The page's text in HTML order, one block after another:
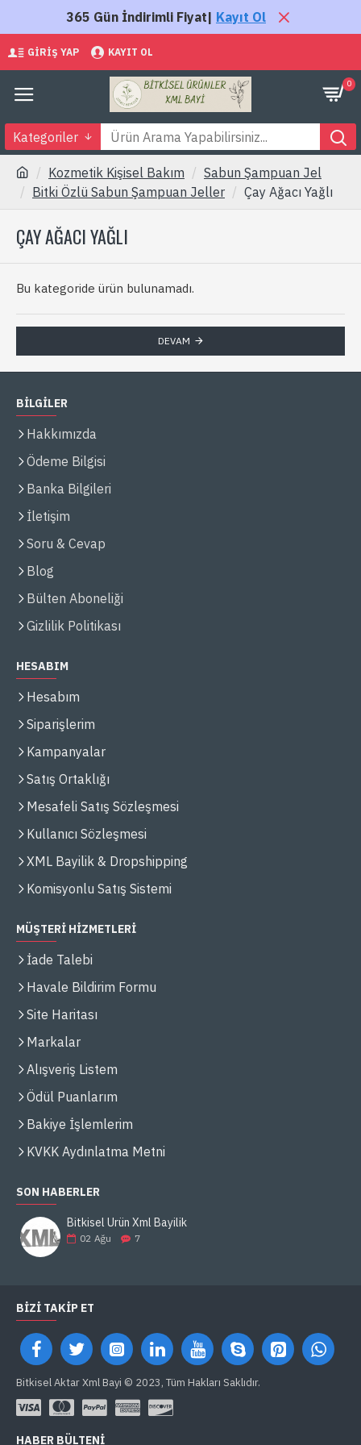
365 Gün İndirimli Fiyat| Kayıt Ol
GIRIŞ YAP KAYIT OL
0
Kategoriler
Kozmetik Kişisel Bakım
Sabun Şampuan Jel
Bitki Özlü Sabun Şampuan Jeller
Çay Ağacı Yağlı
ÇAY AĞACI YAĞLI
Bu kategoride ürün bulunamadı.
DEVAM
BİLGİLER
Hakkımızda
Ödeme Bilgisi
Banka Bilgileri
İletişim
Soru & Cevap
Blog
Bülten Aboneliği
Gizlilik Politikası
HESABIM
Hesabım
Siparişlerim
Kampanyalar
Satış Ortaklığı
Mesafeli Satış Sözleşmesi
Kullanıcı Sözleşmesi
XML Bayilik & Dropshipping
Komisyonlu Satış Sistemi
MÜŞTERİ HİZMETLERİ
İade Talebi
Havale Bildirim Formu
Site Haritası
Markalar
Alışveriş Listem
Ödül Puanlarım
Bakiye İşlemlerim
KVKK Aydınlatma Metni
SON HABERLER
Bitkisel Ürün Xml Bayilik
02 Ağu 7
BIZI TAKIP ET
Bitkisel Aktar Xml Bayi © 2023, Tüm Hakları Saklıdır.
HABER BÜLTENI